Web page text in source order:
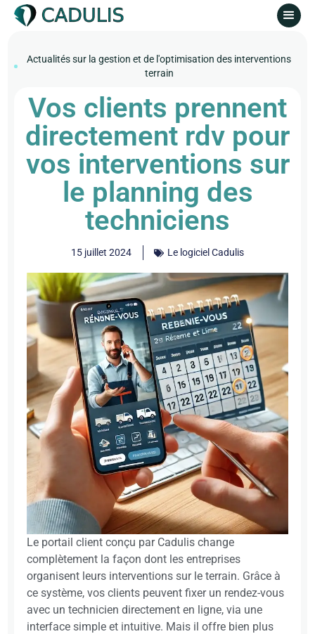
Actualités sur la gestion et de l'optimisation des interventions
terrain
Vos clients prennent
directement rdv pour
vos interventions sur
le planning des
techniciens
15 juillet 2024 Le logiciel Cadulis
Le portail client conçu par Cadulis change
complètement la façon dont les entreprises
organisent leurs interventions sur le terrain. Grâce à
ce système, vos clients peuvent fixer un rendez-vous
avec un technicien directement en ligne, via une
interface simple et intuitive. Mais il offre bien plus